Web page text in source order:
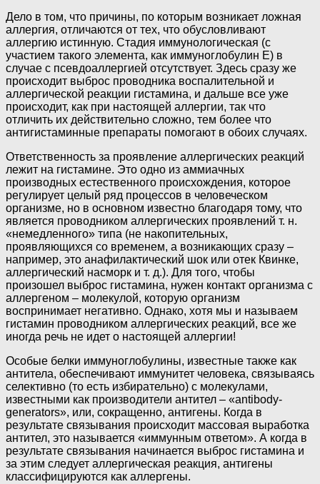
Дело в том, что причины, по которым возникает ложная
аллергия, отличаются от тех, что обусловливают
аллергию истинную. Стадия иммунологическая (с
участием такого элемента, как иммуноглобулин Е) в
случае с псевдоаллергией отсутствует. Здесь сразу же
происходит выброс проводника воспалительной и
аллергической реакции гистамина, и дальше все уже
происходит, как при настоящей аллергии, так что
отличить их действительно сложно, тем более что
антигистаминные препараты помогают в обоих случаях.
Ответственность за проявление аллергических реакций
лежит на гистамине. Это одно из аммиачных
производных естественного происхождения, которое
регулирует целый ряд процессов в человеческом
организме, но в основном известно благодаря тому, что
является проводником аллергических проявлений т. н.
«немедленного» типа (не накопительных,
проявляющихся со временем, а возникающих сразу –
например, это анафилактический шок или отек Квинке,
аллергический насморк и т. д.). Для того, чтобы
произошел выброс гистамина, нужен контакт организма с
аллергеном – молекулой, которую организм
воспринимает негативно. Однако, хотя мы и называем
гистамин проводником аллергических реакций, все же
иногда речь не идет о настоящей аллергии!
Особые белки иммуноглобулины, известные также как
антитела, обеспечивают иммунитет человека, связываясь
селективно (то есть избирательно) с молекулами,
известными как производители антител – «antibody-
generators», или, сокращенно, антигены. Когда в
результате связывания происходит массовая выработка
антител, это называется «иммунным ответом». А когда в
результате связывания начинается выброс гистамина и
за этим следует аллергическая реакция, антигены
классифицируются как аллергены.